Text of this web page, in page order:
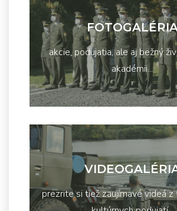
akcie, podujatia, ale aj bežný
akadémii...
prezrite si tiež zaujímavé videá z